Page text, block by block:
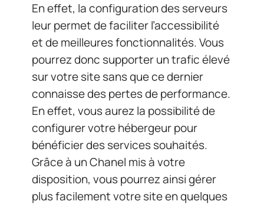
En effet, la configuration des serveurs
leur permet de faciliter l’accessibilité
et de meilleures fonctionnalités. Vous
pourrez donc supporter un trafic élevé
sur votre site sans que ce dernier
connaisse des pertes de performance.
En effet, vous aurez la possibilité de
configurer votre hébergeur pour
bénéficier des services souhaités.
Grâce à un Chanel mis à votre
disposition, vous pourrez ainsi gérer
plus facilement votre site en quelques